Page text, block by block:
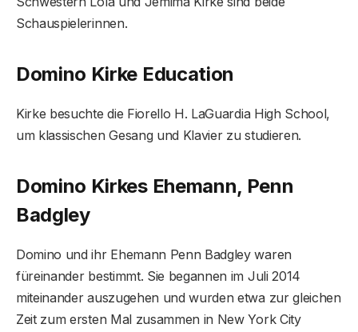
Schauspielerinnen.
Domino Kirke Education
Kirke besuchte die Fiorello H. LaGuardia High School,
um klassischen Gesang und Klavier zu studieren.
Domino Kirkes Ehemann, Penn
Badgley
Domino und ihr Ehemann Penn Badgley waren
füreinander bestimmt. Sie begannen im Juli 2014
miteinander auszugehen und wurden etwa zur gleichen
Zeit zum ersten Mal zusammen in New York City